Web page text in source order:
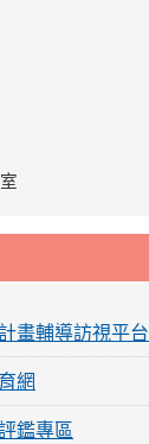
畫輔導訪視平台
網
鑑專區